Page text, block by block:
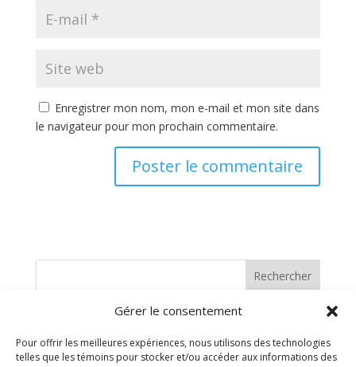
Gérer le consentement
Pour offrir les meilleures expériences, nous utilisons des technologies
telles que les témoins pour stocker et/ou accéder aux informations des
Enregistrer mon nom, mon e-mail et mon site dans
le navigateur pour mon prochain commentaire.
Rechercher